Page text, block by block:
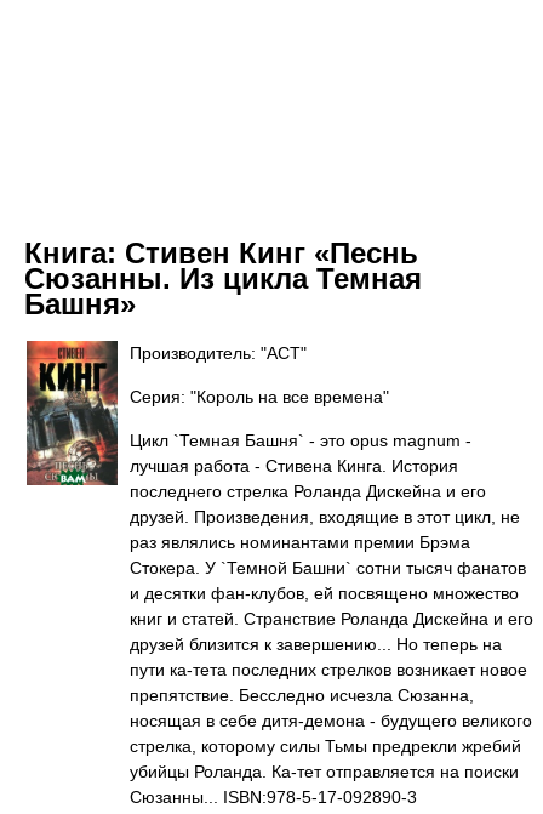
Книга: Стивен Кинг «Песнь
Сюзанны. Из цикла Темная
Башня»
Производитель: "АСТ"
Серия: "Король на все времена"
Цикл `Темная Башня` - это opus magnum -
лучшая работа - Стивена Кинга. История
последнего стрелка Роланда Дискейна и его
друзей. Произведения, входящие в этот цикл, не
раз являлись номинантами премии Брэма
Стокера. У `Темной Башни` сотни тысяч фанатов
и десятки фан-клубов, ей посвящено множество
книг и статей. Странствие Роланда Дискейна и его
друзей близится к завершению... Но теперь на
пути ка-тета последних стрелков возникает новое
препятствие. Бесследно исчезла Сюзанна,
носящая в себе дитя-демона - будущего великого
стрелка, которому силы Тьмы предрекли жребий
убийцы Роланда. Ка-тет отправляется на поиски
Сюзанны... ISBN:978-5-17-092890-3